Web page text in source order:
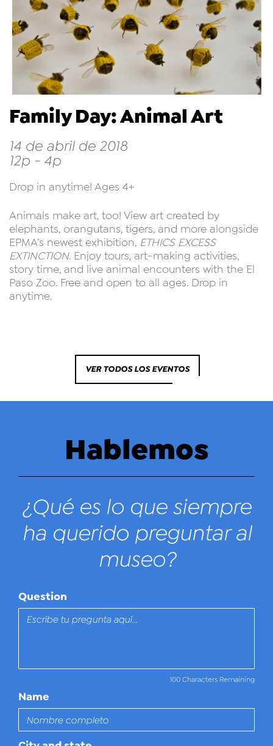
Family Day: Animal Art
14 de abril de 2018
12p - 4p
Drop in anytime! Ages 4+
Animals make art, too! View art created by
elephants, orangutans, tigers, and more alongside
EPMA’s newest exhibition, ETHICS EXCESS
EXTINCTION. Enjoy tours, art-making activities,
story time, and live animal encounters with the El
Paso Zoo. Free and open to all ages. Drop in
anytime.
VER TODOS LOS EVENTOS
Hablemos
¿Qué es lo que siempre
ha querido preguntar al
museo?
Question
100 Characters Remaining
Name